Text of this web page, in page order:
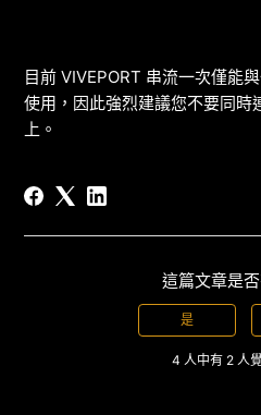
目前 VIVEPORT 串流一次僅能
使用，因此強烈建議您不要同時
上。
這篇文章是
是
4 人中有 2 人